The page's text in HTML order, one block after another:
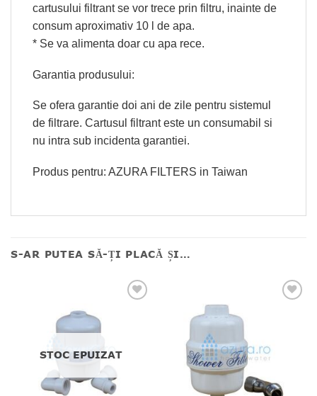
cartusului filtrant se vor trece prin filtru, inainte de
consum aproximativ 10 l de apa.
* Se va alimenta doar cu apa rece.
Garantia produsului:
Se ofera garantie doi ani de zile pentru sistemul
de filtrare. Cartusul filtrant este un consumabil si
nu intra sub incidenta garantiei.
Produs pentru: AZURA FILTERS in Taiwan
S-AR PUTEA SĂ-ȚI PLACĂ ȘI…
STOC EPUIZAT